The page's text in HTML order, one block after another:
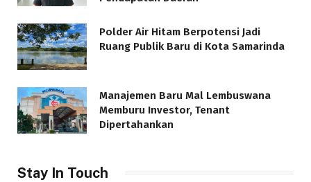
Polder Air Hitam Berpotensi Jadi
Ruang Publik Baru di Kota Samarinda
Manajemen Baru Mal Lembuswana
Memburu Investor, Tenant
Dipertahankan
Stay In Touch